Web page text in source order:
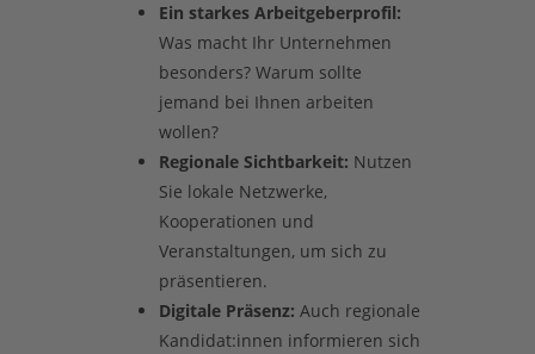
Ein starkes Arbeitgeberprofil:
Was macht Ihr Unternehmen
besonders? Warum sollte
jemand bei Ihnen arbeiten
wollen?
Regionale Sichtbarkeit: Nutzen
Sie lokale Netzwerke,
Kooperationen und
Veranstaltungen, um sich zu
präsentieren.
Digitale Präsenz: Auch regionale
Kandidat:innen informieren sich